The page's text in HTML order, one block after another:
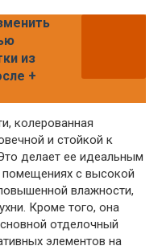
из
+
колерованная
и стойкой к
делает ее идеальным
помещениях с высокой
влажности,
Кроме того, она
отделочный
элементов на